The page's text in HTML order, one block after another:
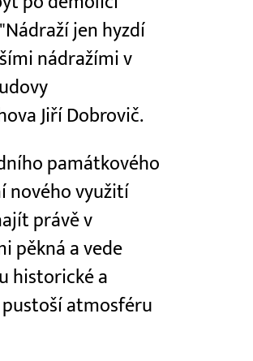
jen hyzdí
nádražími v
Jiří Dobrovič.
památkového
nového využití
právě v
pěkná a vede
historické a
pustoší atmosféru